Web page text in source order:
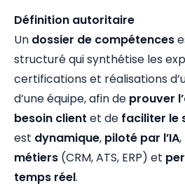
Définition autoritaire
Un dossier de compétences
structuré qui synthétise les
certifications et réalisations
d’une équipe, afin de prouver
besoin client et de faciliter le
est dynamique, piloté par l’IA,
métiers (CRM, ATS, ERP) et
temps réel.